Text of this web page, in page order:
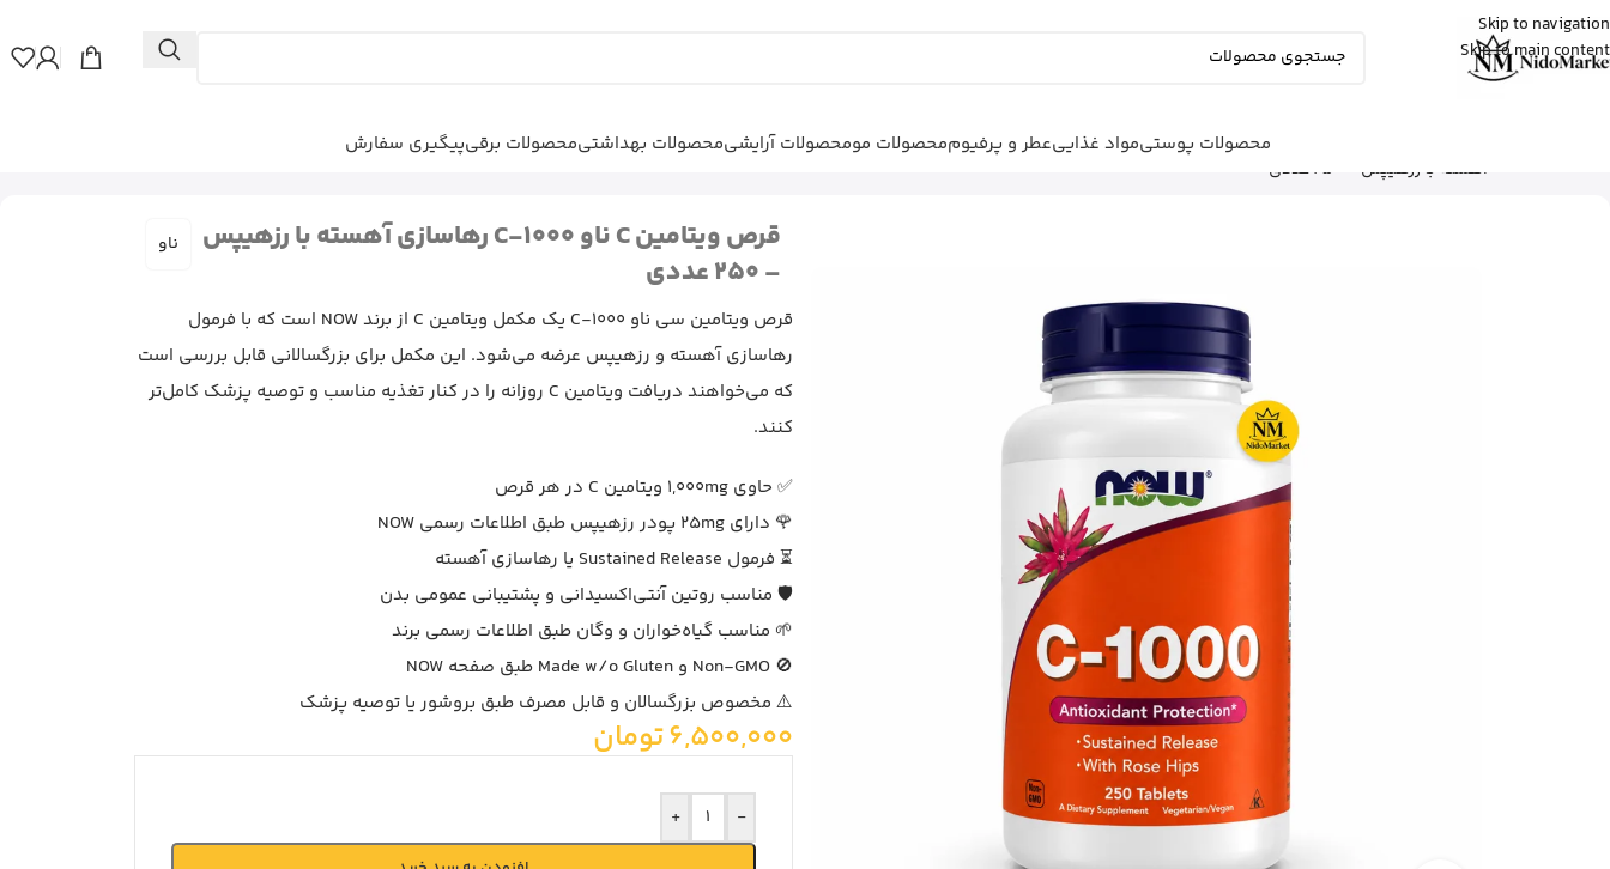
Skip to navigation
Skip to main content
محصولات پوستیمواد غذاییعطر و پرفیوممحصولات مومحصولات آرایشیمحصولات بهداشتیمحصولات برقیپیگیری سفارش محصولات بهداشتی|مکمل‌ها|
قرص ویتامین C ناو C-1000 رهاسازی
آهسته با رزهیپس – 250 عددی
قرص ویتامین C ناو C-1000 رهاسازی آهسته با رزهیپس
– 250 عددی
ناو
قرص ویتامین سی ناو C-1000 یک مکمل ویتامین C از برند NOW است که با فرمول
رهاسازی آهسته و رزهیپس عرضه می‌شود. این مکمل برای بزرگسالانی قابل بررسی است
که می‌خواهند دریافت ویتامین C روزانه را در کنار تغذیه مناسب و توصیه پزشک کامل‌تر
کنند.
✅ حاوی 1,000mg ویتامین C در هر قرص
🌹 دارای 25mg پودر رزهیپس طبق اطلاعات رسمی NOW
⏳ فرمول Sustained Release یا رهاسازی آهسته
🛡️ مناسب روتین آنتی‌اکسیدانی و پشتیبانی عمومی بدن
🌱 مناسب گیاه‌خواران و وگان طبق اطلاعات رسمی برند
🚫 Non-GMO و Made w/o Gluten طبق صفحه NOW
⚠️ مخصوص بزرگسالان و قابل مصرف طبق بروشور یا توصیه پزشک
6,500,000تومان
-
+
Fatemeh
ادو پرفیوم زنانه بورلی هیلز پولو کلاب رو